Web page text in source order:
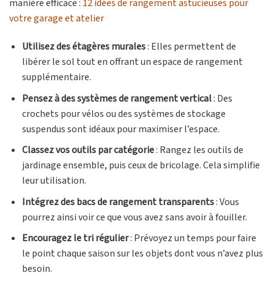
manière efficace : 12 idées de rangement astucieuses pour
votre garage et atelier
Utilisez des étagères murales: Elles permettent de
libérer le sol tout en offrant un espace de rangement
supplémentaire.
Pensez à des systèmes de rangement vertical: Des
crochets pour vélos ou des systèmes de stockage
suspendus sont idéaux pour maximiser l’espace.
Classez vos outils par catégorie: Rangez les outils de
jardinage ensemble, puis ceux de bricolage. Cela simplifie
leur utilisation.
Intégrez des bacs de rangement transparents: Vous
pourrez ainsi voir ce que vous avez sans avoir à fouiller.
Encouragez le tri régulier: Prévoyez un temps pour faire
le point chaque saison sur les objets dont vous n’avez plus
besoin.